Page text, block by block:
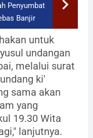
Penyumbat
Banjir
untuk
undangan
melalui surat
ki'
sama akan
yang
19.30 Wita
lanjutnya.